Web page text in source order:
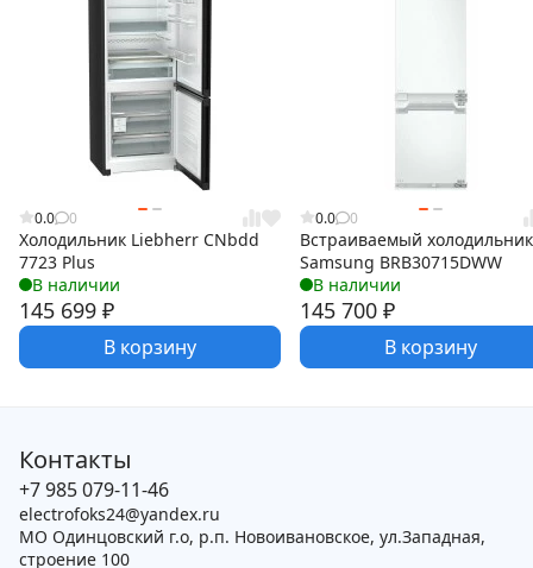
0.0 0
Холодильник Liebherr CNbdd
7723 Plus
В наличии
145 699 ₽
В корзину
0.0 0
Встраиваемый холодильник
Samsung BRB30715DWW
В наличии
145 700 ₽
В корзину
Контакты
+7 985 079-11-46
electrofoks24@yandex.ru
МО Одинцовский г.о, р.п. Новоивановское, ул.Западная,
строение 100